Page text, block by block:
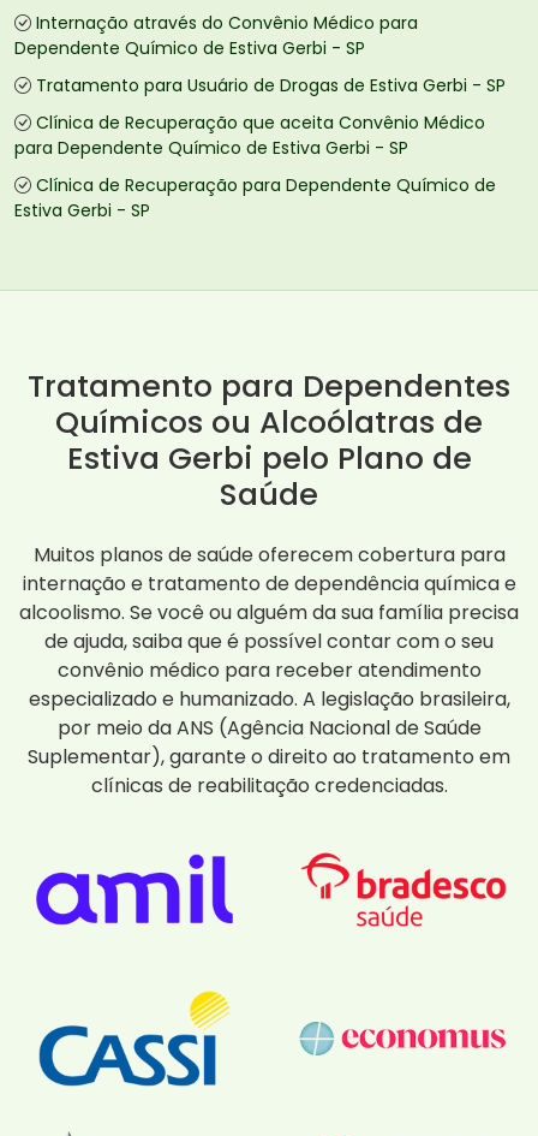
Internação através do Convênio Médico para
Dependente Químico de Estiva Gerbi - SP
Tratamento para Usuário de Drogas de Estiva Gerbi - SP
Clínica de Recuperação que aceita Convênio Médico
para Dependente Químico de Estiva Gerbi - SP
Clínica de Recuperação para Dependente Químico de
Estiva Gerbi - SP
Tratamento para Dependentes
Químicos ou Alcoólatras de
Estiva Gerbi pelo Plano de
Saúde
Muitos planos de saúde oferecem cobertura para
internação e tratamento de dependência química e
alcoolismo. Se você ou alguém da sua família precisa
de ajuda, saiba que é possível contar com o seu
convênio médico para receber atendimento
especializado e humanizado. A legislação brasileira,
por meio da ANS (Agência Nacional de Saúde
Suplementar), garante o direito ao tratamento em
clínicas de reabilitação credenciadas.